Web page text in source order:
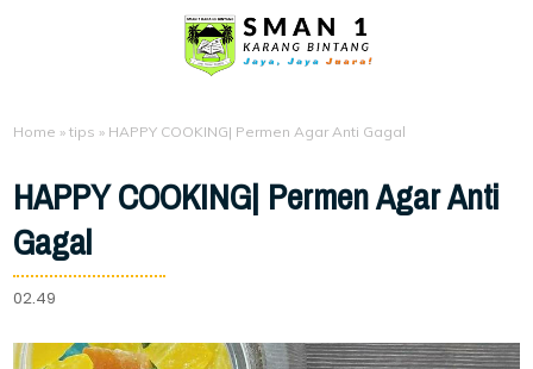
Home »tips » HAPPY COOKING| Permen Agar Anti Gagal
HAPPY COOKING| Permen Agar Anti
Gagal
02.49